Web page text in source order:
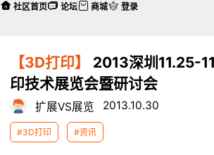
【3D打印】
2013深圳11.25-
印技术展览会暨研讨会
扩展VS展览 2013.10.30
#3D打印 #资讯
社区首页 论坛 商城 登录